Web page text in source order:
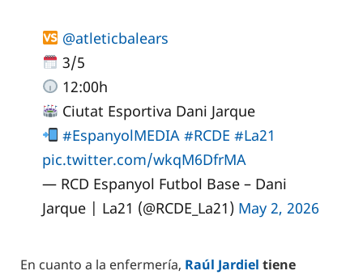
@atleticbalears
3/5
12:00h
Ciutat Esportiva Dani Jarque
#EspanyolMEDIA #RCDE #La21
pic.twitter.com/wkqM6DfrMA
— RCD Espanyol Futbol Base – Dani
Jarque | La21 (@RCDE_La21) May 2, 2026
En cuanto a la enfermería, Raúl Jardiel tiene